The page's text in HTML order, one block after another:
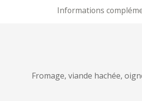
Informations
Fromage, viande hachée,